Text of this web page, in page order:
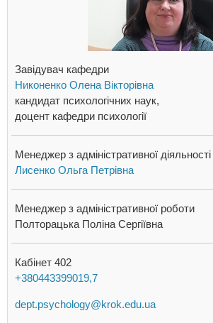
Завідувач кафедри
Никоненко Олена Вікторівна
кандидат психологічних наук,
доцент кафедри психології
Менеджер з адміністративної діяльності
Лисенко Ольга Петрівна
Менеджер з адміністративної роботи
Полторацька Поліна Сергіївна
Кабінет 402
+380443399019,7
dept.psychology@krok.edu.ua